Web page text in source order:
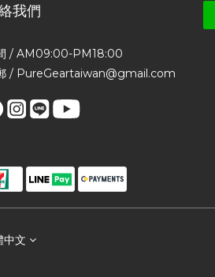
我們
/ AM09:00-PM18:00
/ PureGeartaiwan@gmail.com
中文